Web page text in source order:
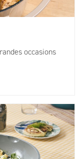
occasions